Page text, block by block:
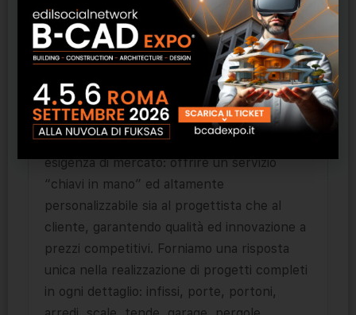
termini di design, innovazione, qualità e
sostenibilità ambientale.
Costituita nel 1999 come azienda operante
nel settore dei serramenti, oggi Luxury
Windows Italia è a capo di un network
aperto di aziende che nasce da una precisa
esigenza di mercato: offrire un servizio
“chiavi in mano” ed altamente
personalizzabile sia al progettista che al
cliente, garantendo qualità ed innovazione a
prezzi competitivi. Forniamo una risposta
unica nella realizzazione di progetti completi
in ogni dettaglio: infissi, porte, portoni,